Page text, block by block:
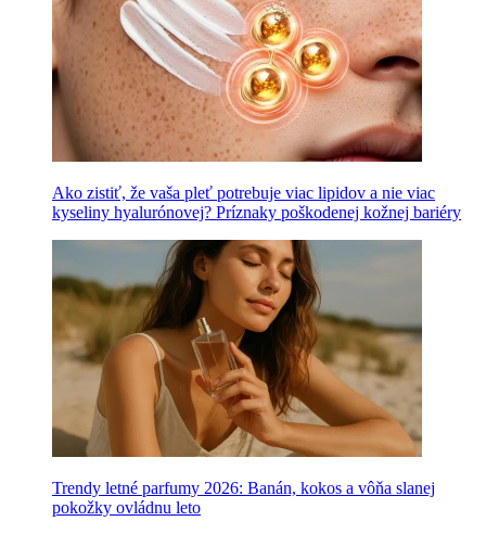
Ako zistiť, že vaša pleť potrebuje viac lipidov a nie viac
kyseliny hyalurónovej? Príznaky poškodenej kožnej bariéry
Trendy letné parfumy 2026: Banán, kokos a vôňa slanej
pokožky ovládnu leto